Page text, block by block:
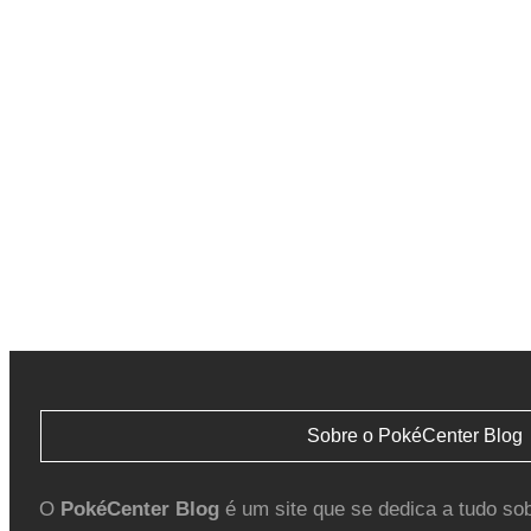
Sobre o PokéCenter Blog
O PokéCenter Blogé um site que se dedica a tudo